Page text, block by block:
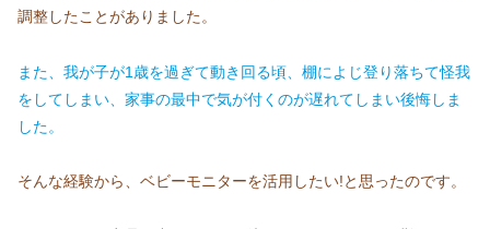
調整したことがありました。
また、我が子が1歳を過ぎて動き回る頃、棚によじ登り落ちて怪我
をしてしまい、家事の最中で気が付くのが遅れてしまい後悔しま
した。
そんな経験から、ベビーモニターを活用したい!と思ったのです。